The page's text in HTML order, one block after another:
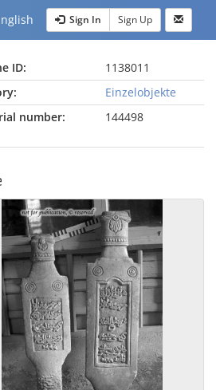
Sign In Sign Up
ID:
1138011
Einzelobjekte
number:
144498